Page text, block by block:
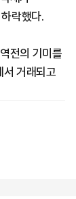
락했다.
전의 기미를
거래되고